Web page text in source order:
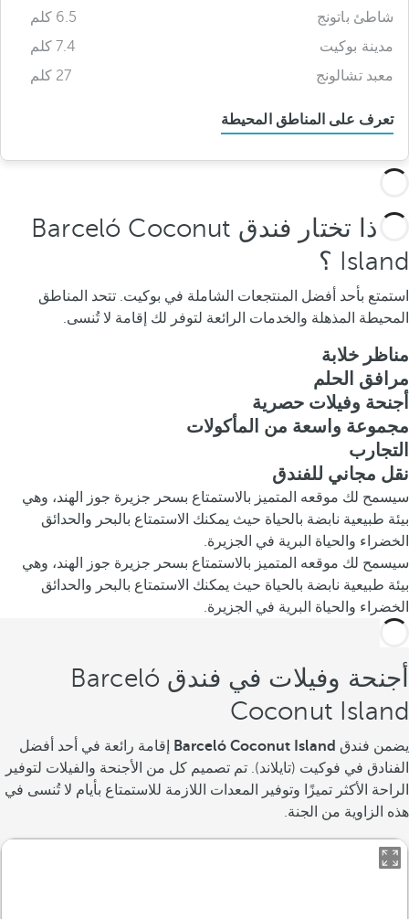
شاطئ باتونج
6.5 كلم
مدينة بوكيت
7.4 كلم
معبد تشالونج
27 كلم
تعرف على المناطق المحيطة
لماذا تختار فندق Barceló Coconut
Island ؟
استمتع بأحد أفضل المنتجعات الشاملة في بوكيت. تتحد المناطق
المحيطة المذهلة والخدمات الرائعة لتوفر لك إقامة لا تُنسى.
مناظر خلابة
مرافق الحلم
أجنحة وفيلات حصرية
مجموعة واسعة من المأكولات
التجارب
نقل مجاني للفندق
سيسمح لك موقعه المتميز بالاستمتاع بسحر جزيرة جوز الهند، وهي
بيئة طبيعية نابضة بالحياة حيث يمكنك الاستمتاع بالبحر والحدائق
الخضراء والحياة البرية في الجزيرة.
سيسمح لك موقعه المتميز بالاستمتاع بسحر جزيرة جوز الهند، وهي
بيئة طبيعية نابضة بالحياة حيث يمكنك الاستمتاع بالبحر والحدائق
الخضراء والحياة البرية في الجزيرة.
أجنحة وفيلات في فندق Barceló
Coconut Island
يضمن فندق Barceló Coconut Island
إقامة رائعة في أحد أفضل
الفنادق في فوكيت (تايلاند). تم تصميم كل من الأجنحة والفيلات لتوفير
الراحة الأكثر تميزًا وتوفير المعدات اللازمة للاستمتاع بأيام لا تُنسى في
هذه الزاوية من الجنة.